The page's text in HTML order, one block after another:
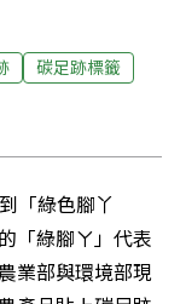
碳足跡標籤
「綠色腳丫
「綠腳ㄚ」代表
業部與環境部現